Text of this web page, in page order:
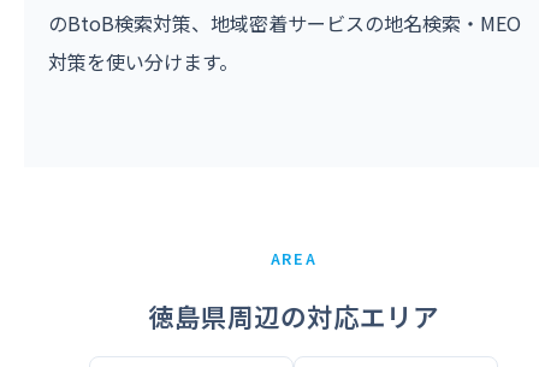
のBtoB検索対策、地域密着サービスの地名検索・MEO
対策を使い分けます。
AREA
徳島県周辺の対応エリア